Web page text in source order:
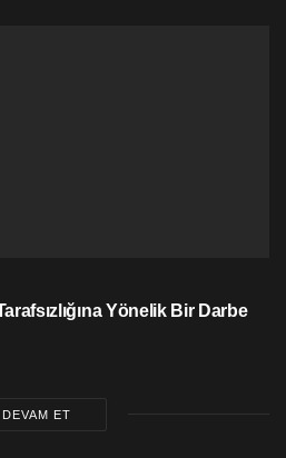
Yönelik Bir Darbe
DEVAM ET